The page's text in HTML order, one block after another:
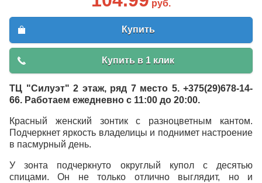
руб.
Купить
Купить в 1 клик
ТЦ "Силуэт" 2 этаж, ряд 7 место 5. +375(29)678-14-
66. Работаем ежедневно с 11:00 до 20:00.
Красный женский зонтик с разноцветным кантом.
Подчеркнет яркость владелицы и поднимет настроение
в пасмурный день.
У зонта подчеркнуто округлый купол с десятью
спицами. Он не только отлично выглядит, но и